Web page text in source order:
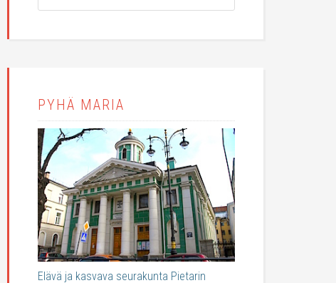
PYHÄ MARIA
Elävä ja kasvava seurakunta Pietarin